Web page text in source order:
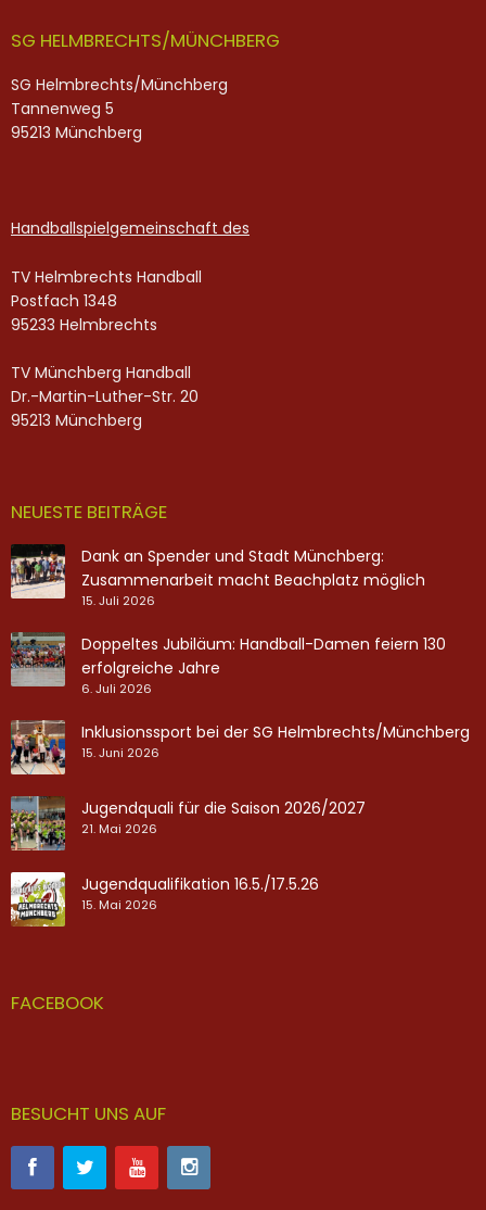
SG HELMBRECHTS/MÜNCHBERG
SG Helmbrechts/Münchberg
Tannenweg 5
95213 Münchberg
Handballspielgemeinschaft des
TV Helmbrechts Handball
Postfach 1348
95233 Helmbrechts
TV Münchberg Handball
Dr.-Martin-Luther-Str. 20
95213 Münchberg
NEUESTE BEITRÄGE
Dank an Spender und Stadt Münchberg:
Zusammenarbeit macht Beachplatz möglich
15. Juli 2026
Doppeltes Jubiläum: Handball-Damen feiern 130
erfolgreiche Jahre
6. Juli 2026
Inklusionssport bei der SG Helmbrechts/Münchberg
15. Juni 2026
Jugendquali für die Saison 2026/2027
21. Mai 2026
Jugendqualifikation 16.5./17.5.26
15. Mai 2026
FACEBOOK
BESUCHT UNS AUF